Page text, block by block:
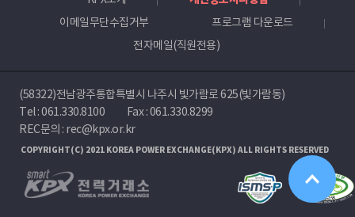
이메일무단수집거부
프로그램 다운로드
전자메일(직원전용)
(58322)전남광주통합특별시 나주시 빛가람로 625(빛가람동)
Tel :061.330.8100
Fax : 061.330.8299
REC문의 : rec@kpx.or.kr
COPYRIGHT(C) 2021 KOREA POWER EXCHANGE(KPX) ALL RIGHTS RESERVED